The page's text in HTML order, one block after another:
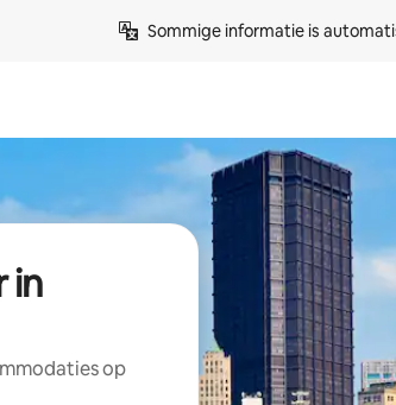
Sommige informatie is
in
op